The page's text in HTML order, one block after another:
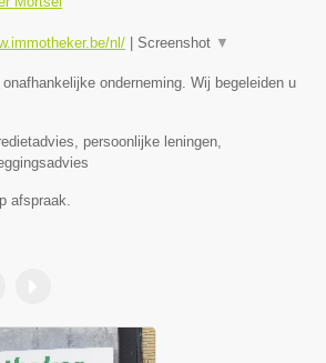
nl/ Screenshot ▼
onafhankelijke onderneming. Wij begeleiden u
persoonlijke leningen,
afspraak.